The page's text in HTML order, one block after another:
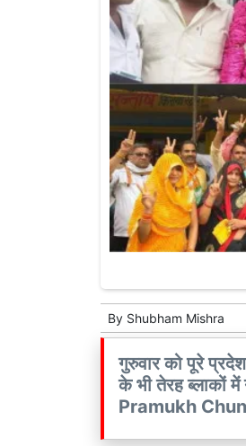
By Shubham Mishra
गुरुवार को पूरे
के भी तेरह ब्लाकों
Pramukh